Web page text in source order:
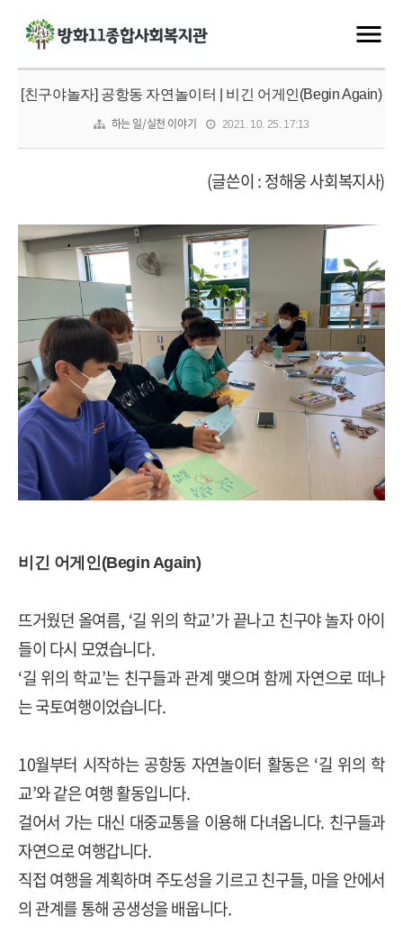
[친구야놀자] 공항동 자연놀이터 | 비긴 어게인(Begin Again)
하는 일/실천 이야기 2021. 10. 25. 17:13
(글쓴이 : 정해웅 사회복지사)
비긴 어게인(Begin Again)
뜨거웠던 올여름, ‘길 위의 학교’가 끝나고 친구야 놀자 아이
들이 다시 모였습니다.
‘길 위의 학교’는 친구들과 관계 맺으며 함께 자연으로 떠나
는 국토여행이었습니다.
10월부터 시작하는 공항동 자연놀이터 활동은 ‘길 위의 학
교’와 같은 여행 활동입니다.
걸어서 가는 대신 대중교통을 이용해 다녀옵니다. 친구들과
자연으로 여행갑니다.
직접 여행을 계획하며 주도성을 기르고 친구들, 마을 안에서
의 관계를 통해 공생성을 배웁니다.